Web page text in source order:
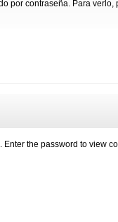
por contraseña. Para
the password to view